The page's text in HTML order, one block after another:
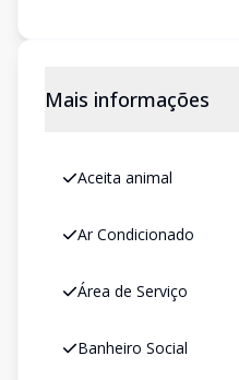
Mais informações
Aceita animal
Ar Condicionado
Área de Serviço
Banheiro Social